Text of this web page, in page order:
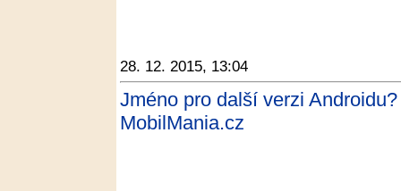
28. 12. 2015, 13:04
Jméno pro další verzi
MobilMania.cz